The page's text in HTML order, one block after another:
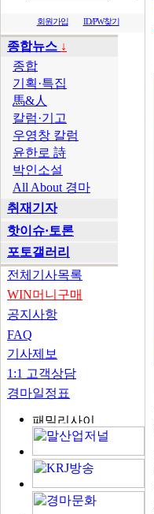
회원가입 ID/PW찾기
종합뉴스 ↓
종합
기획·특집
馬&人
칼럼·기고
우영창 칼럼
윤한로 詩
박인소설
All About 경마
취재기자
핫이슈·토론
포토갤러리
전체기사목록
WIN머니구매
공지사항
FAQ
기사제보
1:1 고객상담
경마일정표